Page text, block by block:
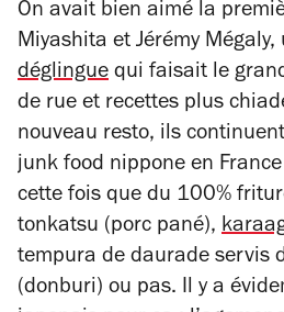
On avait bien aimé la
Miyashita et Jérémy Mégaly,
déglingue qui faisait le
de rue et recettes plus
nouveau resto, ils
junk food nippone en
cette fois que du 100%
tonkatsu (porc pané),
tempura de daurade servis
(donburi) ou pas. Il y a